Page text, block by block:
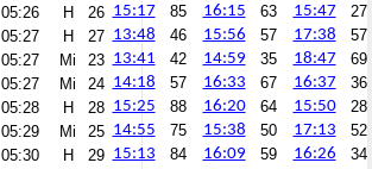
05:26 H 26 15:17 85 16:15 63 15:47
27
05:27 H 27 13:48 46 15:56 57 17:38
57
05:27 Mi 23 13:41 42 14:59 35 18:47
69
05:27 Mi 24 14:18 57 16:33 67 16:37
36
05:28 H 28 15:25 88 16:20 64 15:50
28
05:29 Mi 25 14:55 75 15:38 50 17:13
52
05:30 H 29 15:13 84 16:09 59 16:26
34